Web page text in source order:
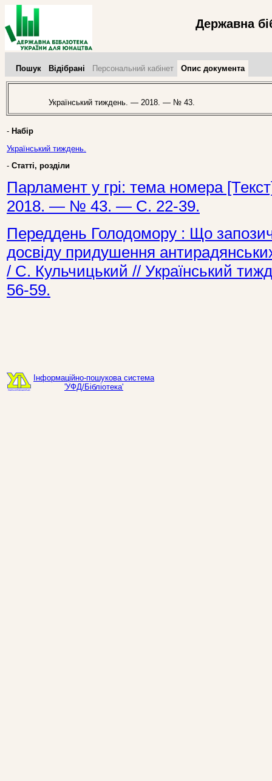
Державна
Пошук Відібрані Персональний кабінет Опис документа
Український тиждень. — 2018. — № 43.
- Набір
Український тиждень.
- Статті, розділи
Парламент у грі: тема номера
2018. — № 43. — С. 22-39.
Переддень Голодомору : Що
досвіду придушення
/ С. Кульчицький // Український
56-59.
Інформаційно-пошукова система
'УФД/Бібліотека'